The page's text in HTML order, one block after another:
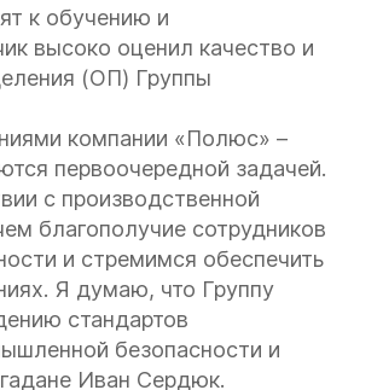
к обучению и
высоко оценил качество и
(ОП) Группы
компании «Полюс» –
первоочередной задачей.
с производственной
благополучие сотрудников
и стремимся обеспечить
Я думаю, что Группу
стандартов
безопасности и
Иван Сердюк.